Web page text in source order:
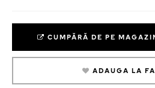
CUMPĂRĂ DE PE
ADAUGA LA